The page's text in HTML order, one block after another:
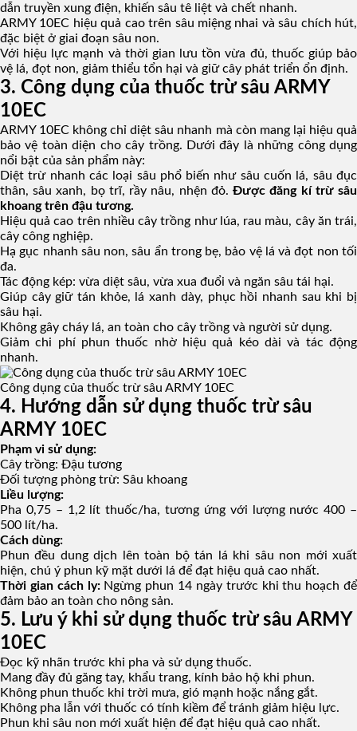
dẫn truyền xung điện, khiến sâu tê liệt và chết nhanh.
ARMY 10EC hiệu quả cao trên sâu miệng nhai và sâu chích hút,
đặc biệt ở giai đoạn sâu non.
Với hiệu lực mạnh và thời gian lưu tồn vừa đủ, thuốc giúp bảo
vệ lá, đọt non, giảm thiểu tổn hại và giữ cây phát triển ổn định.
3. Công dụng của thuốc trừ sâu ARMY
10EC
ARMY 10EC không chỉ diệt sâu nhanh mà còn mang lại hiệu quả
bảo vệ toàn diện cho cây trồng. Dưới đây là những công dụng
nổi bật của sản phẩm này:
Diệt trừ nhanh các loại sâu phổ biến như sâu cuốn lá, sâu đục
thân, sâu xanh, bọ trĩ, rầy nâu, nhện đỏ.Được đăng kí trừ sâu
khoang trên đậu tương.
Hiệu quả cao trên nhiều cây trồng như lúa, rau màu, cây ăn trái,
cây công nghiệp.
Hạ gục nhanh sâu non, sâu ẩn trong bẹ, bảo vệ lá và đọt non tối
đa.
Tác động kép: vừa diệt sâu, vừa xua đuổi và ngăn sâu tái hại.
Giúp cây giữ tán khỏe, lá xanh dày, phục hồi nhanh sau khi bị
sâu hại.
Không gây cháy lá, an toàn cho cây trồng và người sử dụng.
Giảm chi phí phun thuốc nhờ hiệu quả kéo dài và tác động
nhanh.
Công dụng của thuốc trừ sâu ARMY 10EC
4. Hướng dẫn sử dụng thuốc trừ sâu
ARMY 10EC
Phạm vi sử dụng:
Cây trồng: Đậu tương
Đối tượng phòng trừ: Sâu khoang
Liều lượng:
Pha 0,75 – 1,2 lít thuốc/ha, tương ứng với lượng nước 400 –
500 lít/ha.
Cách dùng:
Phun đều dung dịch lên toàn bộ tán lá khi sâu non mới xuất
hiện, chú ý phun kỹ mặt dưới lá để đạt hiệu quả cao nhất.
Thời gian cách ly:Ngừng phun 14 ngày trước khi thu hoạch để
đảm bảo an toàn cho nông sản.
5. Lưu ý khi sử dụng thuốc trừ sâu ARMY
10EC
Đọc kỹ nhãn trước khi pha và sử dụng thuốc.
Mang đầy đủ găng tay, khẩu trang, kính bảo hộ khi phun.
Không phun thuốc khi trời mưa, gió mạnh hoặc nắng gắt.
Không pha lẫn với thuốc có tính kiềm để tránh giảm hiệu lực.
Phun khi sâu non mới xuất hiện để đạt hiệu quả cao nhất.